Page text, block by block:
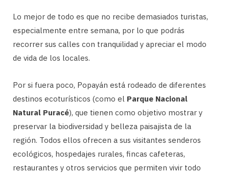
Lo mejor de todo es que no recibe demasiados turistas,
especialmente entre semana, por lo que podrás
recorrer sus calles con tranquilidad y apreciar el modo
de vida de los locales.
Por si fuera poco, Popayán está rodeado de diferentes
destinos ecoturísticos (como el Parque Nacional
Natural Puracé), que tienen como objetivo mostrar y
preservar la biodiversidad y belleza paisajista de la
región. Todos ellos ofrecen a sus visitantes senderos
ecológicos, hospedajes rurales, fincas cafeteras,
restaurantes y otros servicios que permiten vivir todo